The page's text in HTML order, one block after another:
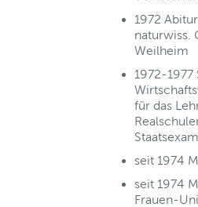
1972
naturwiss.
Weilheim
1972-
für das
seit 1974
seit 1974
Frauen-